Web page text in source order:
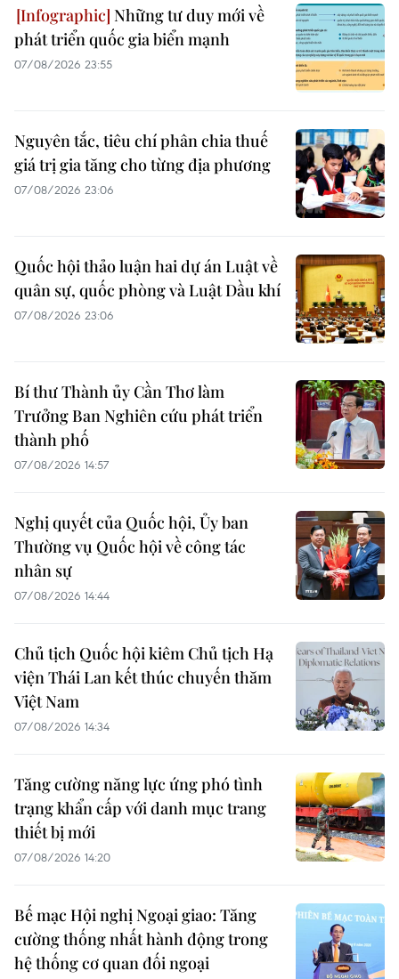
Những tư duy mới về
phát triển quốc gia biển mạnh
07/08/2026 23:55
Nguyên tắc, tiêu chí phân chia thuế
giá trị gia tăng cho từng địa phương
07/08/2026 23:06
Quốc hội thảo luận hai dự án Luật về
quân sự, quốc phòng và Luật Dầu khí
07/08/2026 23:06
Bí thư Thành ủy Cần Thơ làm
Trưởng Ban Nghiên cứu phát triển
thành phố
07/08/2026 14:57
Nghị quyết của Quốc hội, Ủy ban
Thường vụ Quốc hội về công tác
nhân sự
07/08/2026 14:44
Chủ tịch Quốc hội kiêm Chủ tịch Hạ
viện Thái Lan kết thúc chuyến thăm
Việt Nam
07/08/2026 14:34
Tăng cường năng lực ứng phó tình
trạng khẩn cấp với danh mục trang
thiết bị mới
07/08/2026 14:20
Bế mạc Hội nghị Ngoại giao: Tăng
cường thống nhất hành động trong
hệ thống cơ quan đối ngoại